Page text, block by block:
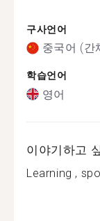
구사언어
중국어 (간
학습언어
영어
이야기하고
Learning ,